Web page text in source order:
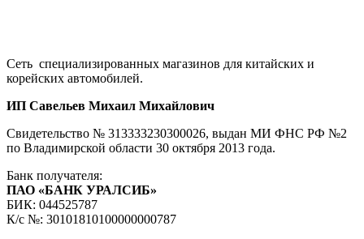
Сеть специализированных магазинов для китайских и
корейских автомобилей.
ИП Савельев Михаил Михайлович
Свидетельство № 313333230300026, выдан МИ ФНС РФ №2
по Владимирской области 30 октября 2013 года.
Банк получателя:
ПАО «БАНК УРАЛСИБ»
БИК: 044525787
К/с №: 30101810100000000787